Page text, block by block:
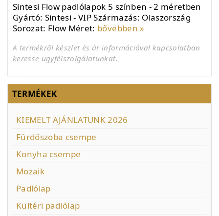
Sintesi Flow padlólapok 5 színben - 2 méretben
Gyártó: Sintesi - VIP Származás: Olaszország
Sorozat: Flow Méret: bővebben »
A termékről készlet és ár információval kapcsolatban
keresse ügyfélszolgálatunkat.
TERMÉKEK
KIEMELT AJÁNLATUNK 2026
Fürdőszoba csempe
Konyha csempe
Mozaik
Padlólap
Kültéri padlólap